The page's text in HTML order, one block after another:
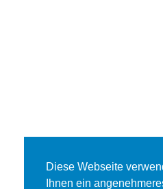
Diese Webseite
Ihnen ein